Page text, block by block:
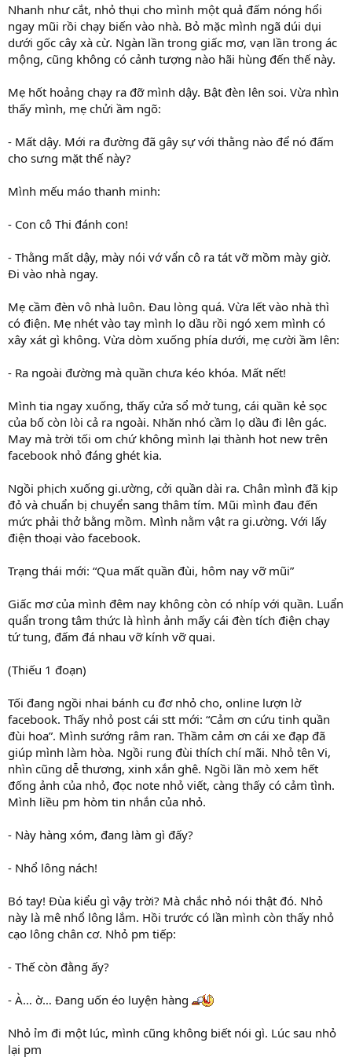
Nhanh như cắt, nhỏ thụi cho mình một quả đấm nóng hổi
ngay mũi rồi chạy biến vào nhà. Bỏ mặc mình ngã dúi dụi
dưới gốc cây xà cừ. Ngàn lần trong giấc mơ, vạn lần trong ác
mộng, cũng không có cảnh tượng nào hãi hùng đến thế này.
Mẹ hốt hoảng chạy ra đỡ mình dậy. Bật đèn lên soi. Vừa nhìn
thấy mình, mẹ chửi ầm ngõ:
- Mất dậy. Mới ra đường đã gây sự với thằng nào để nó đấm
cho sưng mặt thế này?
Mình mếu máo thanh minh:
- Con cô Thi đánh con!
- Thằng mất dậy, mày nói vớ vẩn cô ra tát vỡ mồm mày giờ.
Đi vào nhà ngay.
Mẹ cầm đèn vô nhà luôn. Đau lòng quá. Vừa lết vào nhà thì
có điện. Mẹ nhét vào tay mình lọ dầu rồi ngó xem mình có
xây xát gì không. Vừa dòm xuống phía dưới, mẹ cười ầm lên:
- Ra ngoài đường mà quần chưa kéo khóa. Mất nết!
Mình tia ngay xuống, thấy cửa sổ mở tung, cái quần kẻ sọc
của bố còn lòi cả ra ngoài. Nhăn nhó cầm lọ dầu đi lên gác.
May mà trời tối om chứ không mình lại thành hot new trên
facebook nhỏ đáng ghét kia.
Ngồi phịch xuống gi.ường, cởi quần dài ra. Chân mình đã kịp
đỏ và chuẩn bị chuyển sang thâm tím. Mũi mình đau đến
mức phải thở bằng mồm. Mình nằm vật ra gi.ường. Với lấy
điện thoại vào facebook.
Trạng thái mới: “Qua mất quần đùi, hôm nay vỡ mũi”
Giấc mơ của mình đêm nay không còn có nhíp với quần. Luẩn
quẩn trong tâm thức là hình ảnh mấy cái đèn tích điện chạy
tứ tung, đấm đá nhau vỡ kính vỡ quai.
(Thiếu 1 đoạn)
Tối đang ngồi nhai bánh cu đơ nhỏ cho, online lượn lờ
facebook. Thấy nhỏ post cái stt mới: “Cảm ơn cứu tinh quần
đùi hoa”. Mình sướng râm ran. Thầm cảm ơn cái xe đạp đã
giúp mình làm hòa. Ngồi rung đùi thích chí mãi. Nhỏ tên Vi,
nhìn cũng dễ thương, xinh xắn ghê. Ngồi lần mò xem hết
đống ảnh của nhỏ, đọc note nhỏ viết, càng thấy có cảm tình.
Mình liều pm hòm tin nhắn của nhỏ.
- Này hàng xóm, đang làm gì đấy?
- Nhổ lông nách!
Bó tay! Đùa kiểu gì vậy trời? Mà chắc nhỏ nói thật đó. Nhỏ
này là mê nhổ lông lắm. Hồi trước có lần mình còn thấy nhỏ
cạo lông chân cơ. Nhỏ pm tiếp:
- Thế còn đằng ấy?
- À… ờ… Đang uốn éo luyện hàng
Nhỏ ỉm đi một lúc, mình cũng không biết nói gì. Lúc sau nhỏ
lại pm